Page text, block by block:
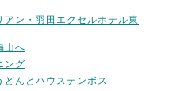
ン・羽田エクセルホテル東
山へ
ング
んとハウステンボス